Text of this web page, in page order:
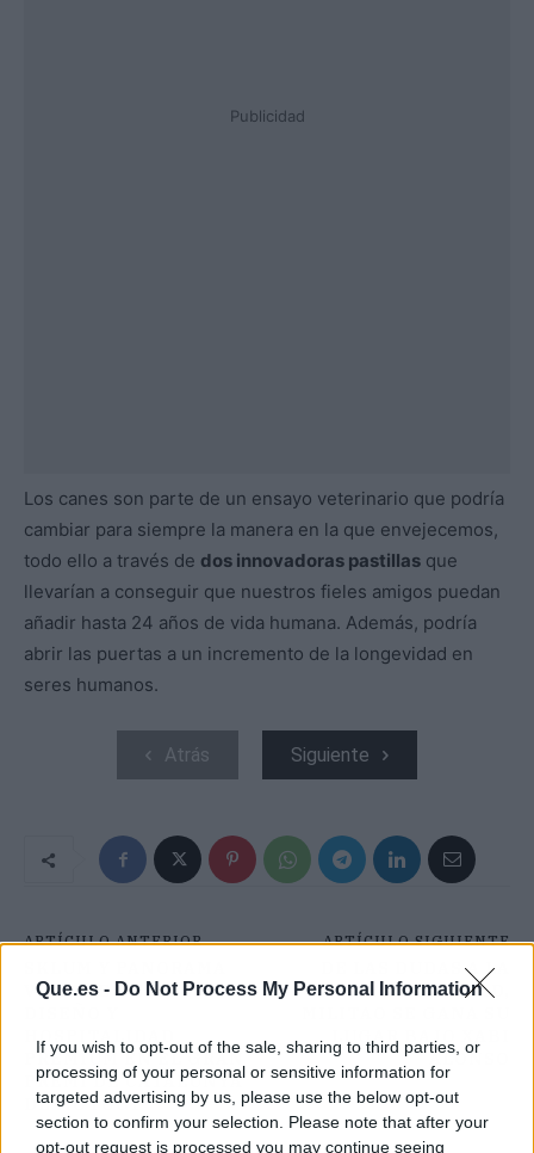
Que.es - Do Not Process My Personal Information
If you wish to opt-out of the sale, sharing to third parties, or
processing of your personal or sensitive information for
targeted advertising by us, please use the below opt-out
section to confirm your selection. Please note that after your
opt-out request is processed you may continue seeing
Publicidad
Los canes son parte de un ensayo veterinario que podría
cambiar para siempre la manera en la que envejecemos,
todo ello a través de dos innovadoras pastillas que
llevarían a conseguir que nuestros fieles amigos puedan
añadir hasta 24 años de vida humana. Además, podría
abrir las puertas a un incremento de la longevidad en
seres humanos.
Atrás Siguiente
ARTÍCULO ANTERIOR
VILLAGE UNIERON
HOSPITALIDAD
PREMIUM EN EL GRAN
PREMI DE CATALUNYA
DE MOTOGP
ARTÍCULO SIGUIENTE
DE LAS DUDAS A LA
TITULARIDAD,
LUGAR BAJO XABI
ALONSO